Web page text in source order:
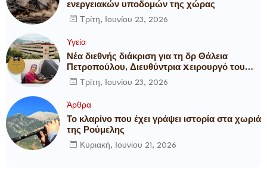
ενεργειακών υποδομών της χώρας
Τρίτη, Ιουνίου 23, 2026
Υγεία
Νέα διεθνής διάκριση για τη δρ Θάλεια
Πετροπούλου, Διευθύντρια Xειρουργό του
Metropolitan General
Τρίτη, Ιουνίου 23, 2026
Άρθρα
Το κλαρίνο που έχει γράψει ιστορία στα χωριά
της Ρούμελης
Κυριακή, Ιουνίου 21, 2026